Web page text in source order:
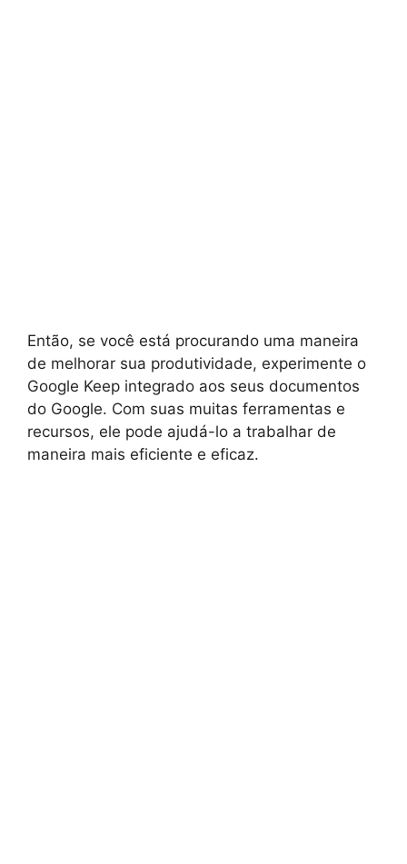
Então, se você está procurando uma maneira
de melhorar sua produtividade, experimente o
Google Keep integrado aos seus documentos
do Google. Com suas muitas ferramentas e
recursos, ele pode ajudá-lo a trabalhar de
maneira mais eficiente e eficaz.